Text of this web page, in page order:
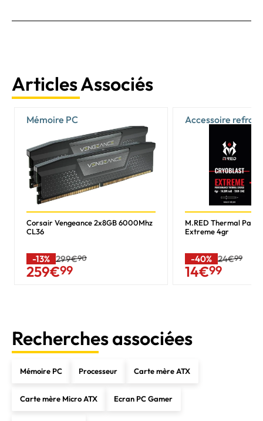
Articles Associés
Mémoire PC
Corsair Vengeance 2x8GB 6000Mhz
CL36
-13% 299€90
259€99
Accessoire
M.RED Thermal Paste
Extreme 4gr
-40% 24€99
14€99
Recherches associées
Mémoire PC Processeur Carte mère ATX
Carte mère Micro ATX Ecran PC Gamer